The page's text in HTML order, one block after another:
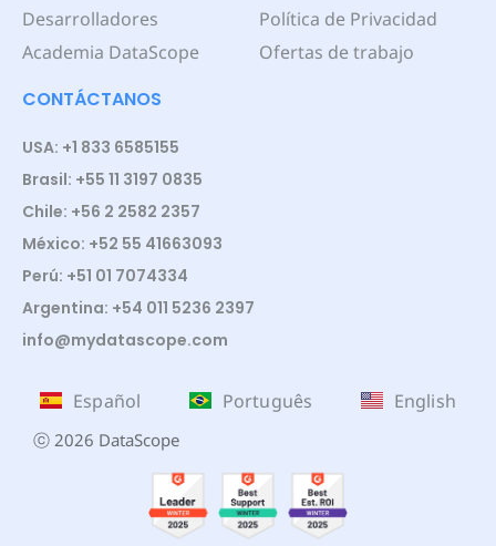
Desarrolladores
Academia DataScope
Política de Privacidad
Ofertas de trabajo
CONTÁCTANOS
USA: +1 833 6585155
Brasil: +55 11 3197 0835
Chile: +56 2 2582 2357
México: +52 55 41663093
Perú: +51 01 7074334
Argentina: +54 011 5236 2397
info@mydatascope.com
Español Português English
ⓒ 2026 DataScope